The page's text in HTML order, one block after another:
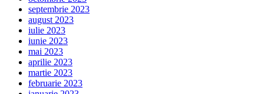
septembrie 2023
august 2023
iulie 2023
iunie 2023
mai 2023
aprilie 2023
martie 2023
februarie 2023